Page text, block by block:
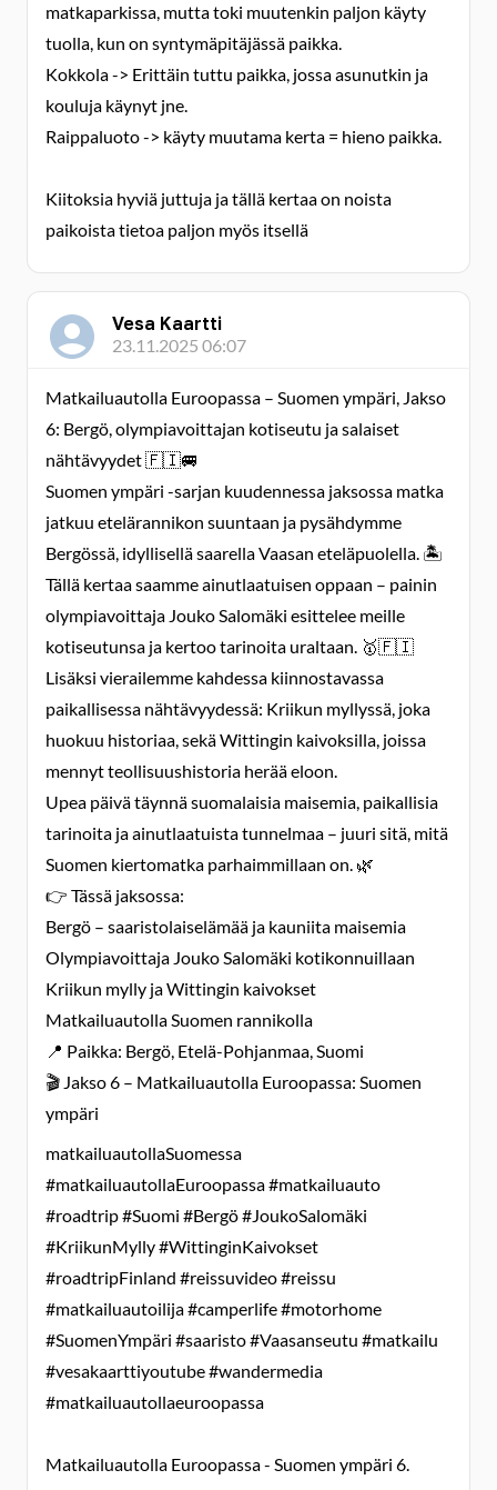
matkaparkissa, mutta toki muutenkin paljon käyty
tuolla, kun on syntymäpitäjässä paikka.
Kokkola -> Erittäin tuttu paikka, jossa asunutkin ja
kouluja käynyt jne.
Raippaluoto -> käyty muutama kerta = hieno paikka.
Kiitoksia hyviä juttuja ja tällä kertaa on noista
paikoista tietoa paljon myös itsellä
Vesa Kaartti
23.11.2025 06:07
Matkailuautolla Euroopassa – Suomen ympäri, Jakso
6: Bergö, olympiavoittajan kotiseutu ja salaiset
nähtävyydet 🇫🇮🚐
Suomen ympäri -sarjan kuudennessa jaksossa matka
jatkuu etelärannikon suuntaan ja pysähdymme
Bergössä, idyllisellä saarella Vaasan eteläpuolella. 🏝️
Tällä kertaa saamme ainutlaatuisen oppaan – painin
olympiavoittaja Jouko Salomäki esittelee meille
kotiseutunsa ja kertoo tarinoita uraltaan. 🥇🇫🇮
Lisäksi vierailemme kahdessa kiinnostavassa
paikallisessa nähtävyydessä: Kriikun myllyssä, joka
huokuu historiaa, sekä Wittingin kaivoksilla, joissa
mennyt teollisuushistoria herää eloon.
Upea päivä täynnä suomalaisia maisemia, paikallisia
tarinoita ja ainutlaatuista tunnelmaa – juuri sitä, mitä
Suomen kiertomatka parhaimmillaan on. 🌿
👉 Tässä jaksossa:
Bergö – saaristolaiselämää ja kauniita maisemia
Olympiavoittaja Jouko Salomäki kotikonnuillaan
Kriikun mylly ja Wittingin kaivokset
Matkailuautolla Suomen rannikolla
📍 Paikka: Bergö, Etelä-Pohjanmaa, Suomi
🎬 Jakso 6 – Matkailuautolla Euroopassa: Suomen
ympäri
matkailuautollaSuomessa
#matkailuautollaEuroopassa #matkailuauto
#roadtrip #Suomi #Bergö #JoukoSalomäki
#KriikunMylly #WittinginKaivokset
#roadtripFinland #reissuvideo #reissu
#matkailuautoilija #camperlife #motorhome
#SuomenYmpäri #saaristo #Vaasanseutu #matkailu
#vesakaarttiyoutube #wandermedia
#matkailuautollaeuroopassa
Matkailuautolla Euroopassa - Suomen ympäri 6.